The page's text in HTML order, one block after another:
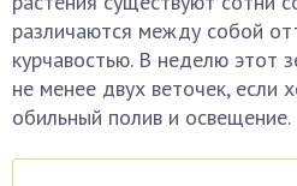
различаются между собой
курчавостью. В неделю этот
не менее двух веточек, если
обильный полив и освещение.